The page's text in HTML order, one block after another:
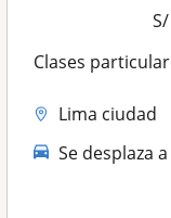
S/
Clases particulares
Lima ciudad
Se desplaza